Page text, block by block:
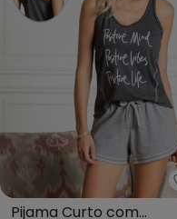
Pijama Curto com